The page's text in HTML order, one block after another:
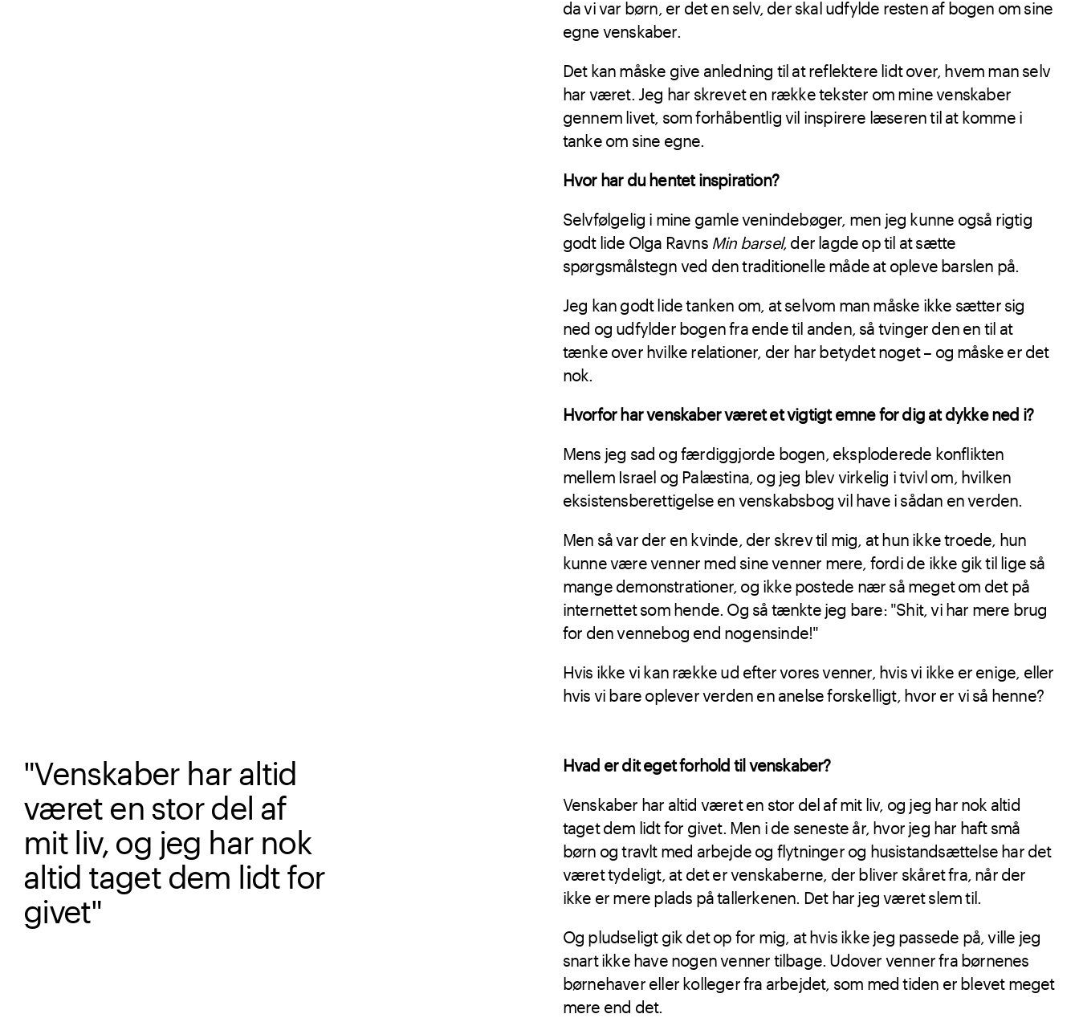
da vi var børn, er det en selv, der skal udfylde resten af bogen om sine
egne venskaber.
Det kan måske give anledning til at reflektere lidt over, hvem man selv
har været. Jeg har skrevet en række tekster om mine venskaber
gennem livet, som forhåbentlig vil inspirere læseren til at komme i
tanke om sine egne.
Hvor har du hentet inspiration?
Selvfølgelig i mine gamle venindebøger, men jeg kunne også rigtig
godt lide Olga RavnsMin barsel, der lagde op til at sætte
spørgsmålstegn ved den traditionelle måde at opleve barslen på.
Jeg kan godt lide tanken om, at selvom man måske ikke sætter sig
ned og udfylder bogen fra ende til anden, så tvinger den en til at
tænke over hvilke relationer, der har betydet noget – og måske er det
nok.
Hvorfor har venskaber været et vigtigt emne for dig at dykke ned i?
Mens jeg sad og færdiggjorde bogen, eksploderede konflikten
mellem Israel og Palæstina, og jeg blev virkelig i tvivl om, hvilken
eksistensberettigelse en venskabsbog vil have i sådan en verden.
Men så var der en kvinde, der skrev til mig, at hun ikke troede, hun
kunne være venner med sine venner mere, fordi de ikke gik til lige så
mange demonstrationer, og ikke postede nær så meget om det på
internettet som hende. Og så tænkte jeg bare: "Shit, vi har mere brug
for den vennebog end nogensinde!"
Hvis ikke vi kan række ud efter vores venner, hvis vi ikke er enige, eller
hvis vi bare oplever verden en anelse forskelligt, hvor er vi så henne?
"Venskaber har altid
været en stor del af
mit liv, og jeg har nok
altid taget dem lidt for
givet"
Hvad er dit eget forhold til venskaber?
Venskaber har altid været en stor del af mit liv, og jeg har nok altid
taget dem lidt for givet. Men i de seneste år, hvor jeg har haft små
børn og travlt med arbejde og flytninger og husistandsættelse har det
været tydeligt, at det er venskaberne, der bliver skåret fra, når der
ikke er mere plads på tallerkenen. Det har jeg været slem til.
Og pludseligt gik det op for mig, at hvis ikke jeg passede på, ville jeg
snart ikke have nogen venner tilbage. Udover venner fra børnenes
børnehaver eller kolleger fra arbejdet, som med tiden er blevet meget
mere end det.